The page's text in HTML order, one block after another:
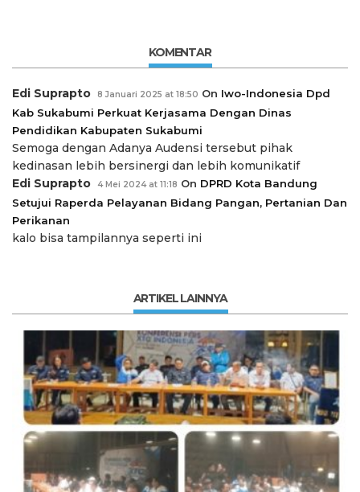
KOMENTAR
Edi Suprapto 8 Januari 2025 at 18:50 On Iwo-Indonesia Dpd
Kab Sukabumi Perkuat Kerjasama Dengan Dinas
Pendidikan Kabupaten Sukabumi
Semoga dengan Adanya Audensi tersebut pihak
kedinasan lebih bersinergi dan lebih komunikatif
Edi Suprapto
4 Mei 2024 at 11:18 On DPRD Kota Bandung
Setujui Raperda Pelayanan Bidang Pangan, Pertanian Dan
Perikanan
kalo bisa tampilannya seperti ini
ARTIKEL LAINNYA